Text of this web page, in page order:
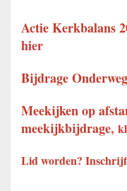
Actie Kerkbalans
hier
Bijdrage
Meekijken op
meekijkbijdrage,
Lid worden?